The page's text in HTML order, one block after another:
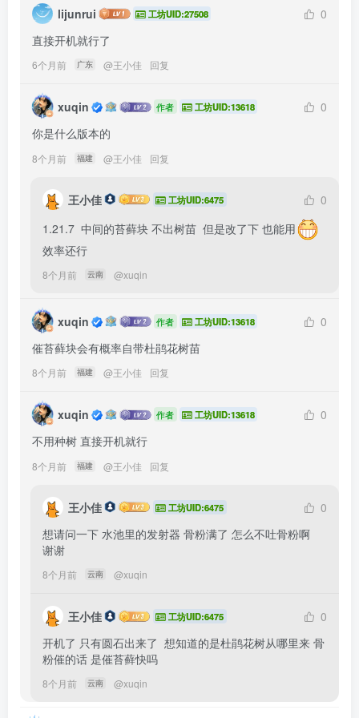
lijunrui 工坊UID:27508
0
直接开机就行了
6个月前 广东 @王小佳 回复
xuqin 作者 工坊UID:13618
0
你是什么版本的
8个月前 福建 @王小佳 回复
王小佳 工坊UID:6475
0
1.21.7  中间的苔藓块 不出树苗  但是改了下 也能用
效率还行
8个月前 云南 @xuqin
xuqin 作者 工坊UID:13618
0
催苔藓块会有概率自带杜鹃花树苗
8个月前 福建 @王小佳 回复
xuqin 作者 工坊UID:13618
0
不用种树 直接开机就行
8个月前 福建 @王小佳 回复
王小佳 工坊UID:6475
0
想请问一下 水池里的发射器 骨粉满了 怎么不吐骨粉啊
谢谢
8个月前 云南 @xuqin
王小佳 工坊UID:6475
0
开机了 只有圆石出来了  想知道的是杜鹃花树从哪里来 骨
粉催的话 是催苔藓快吗
8个月前 云南 @xuqin